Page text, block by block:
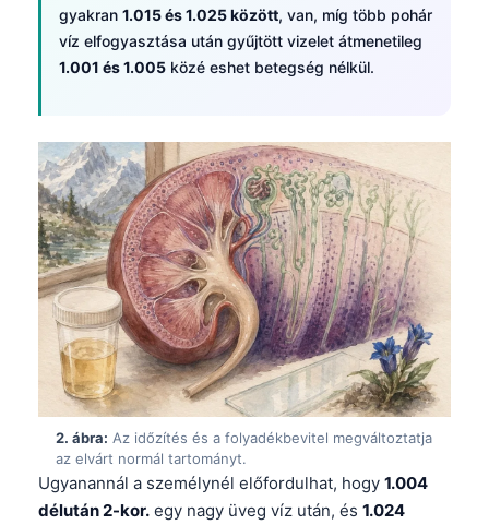
gyakran 1.015 és 1.025 között, van, míg több pohár
víz elfogyasztása után gyűjtött vizelet átmenetileg
1.001 és 1.005 közé eshet betegség nélkül.
2. ábra: Az időzítés és a folyadékbevitel megváltoztatja
az elvárt normál tartományt.
Ugyanannál a személynél előfordulhat, hogy 1.004
délután 2-kor. egy nagy üveg víz után, és 1.024